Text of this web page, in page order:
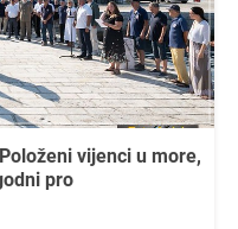
vijenci u more,
pro